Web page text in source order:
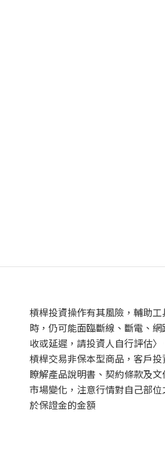
槓桿投資操作有其風險，輔助
時，仍可能面臨斷線、斷電、
收或延遲，請投資人自行評估〉
槓桿交易非保本型商品，客戶
瞭解產品說明書、契約條款及
市場變化，注意行情對自己部
於保證金的金額